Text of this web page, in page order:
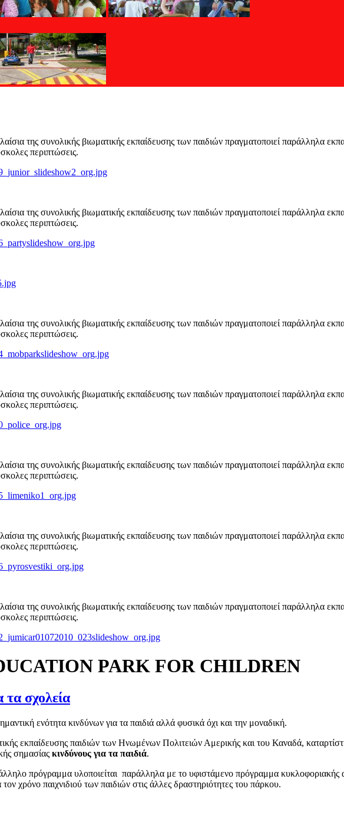
της συνολικής βιωματικής εκπαίδευσης των παιδιών πραγματοποιεί παράλληλα
περιπτώσεις.
της συνολικής βιωματικής εκπαίδευσης των παιδιών πραγματοποιεί παράλληλα
περιπτώσεις.
της συνολικής βιωματικής εκπαίδευσης των παιδιών πραγματοποιεί παράλληλα
περιπτώσεις.
της συνολικής βιωματικής εκπαίδευσης των παιδιών πραγματοποιεί παράλληλα
περιπτώσεις.
της συνολικής βιωματικής εκπαίδευσης των παιδιών πραγματοποιεί παράλληλα
περιπτώσεις.
της συνολικής βιωματικής εκπαίδευσης των παιδιών πραγματοποιεί παράλληλα
περιπτώσεις.
της συνολικής βιωματικής εκπαίδευσης των παιδιών πραγματοποιεί παράλληλα
περιπτώσεις.
PARK FOR CHILDREN
σχολεία
ενότητα κινδύνων για τα παιδιά αλλά φυσικά όχι και την μοναδική.
εκπαίδευσης παιδιών των Ηνωμένων Πολιτειών Αμερικής και του Καναδά,
σημασίας κινδύνους για τα παιδιά.
πρόγραμμα υλοποιείται παράλληλα με το υφιστάμενο πρόγραμμα κυκλοφοριακής
χρόνο παιχνιδιού των παιδιών στις άλλες δραστηριότητες του πάρκου.